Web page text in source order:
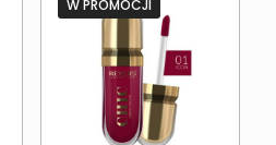
W PROMOCJI